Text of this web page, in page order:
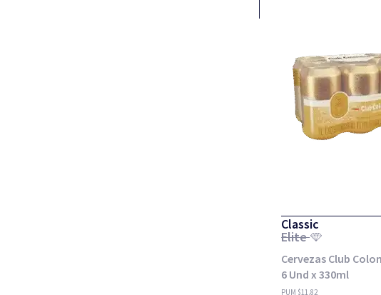
Classic
Elite
Cervezas Club
6 Und x 330ml
PUM $11.82